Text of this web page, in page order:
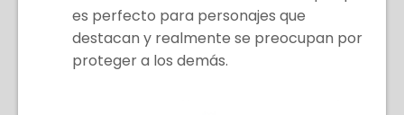
es perfecto para personajes que
destacan y realmente se preocupan por
proteger a los demás.